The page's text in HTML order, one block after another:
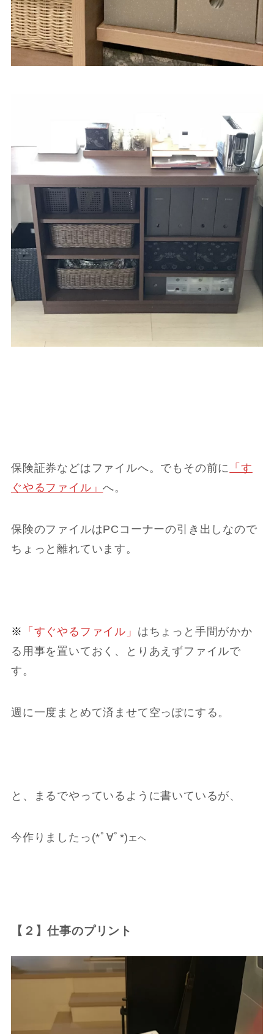
保険証券などはファイルへ。でもその前に
「す
ぐやるファイル」へ。
保険のファイルはPCコーナーの引き出しなので
ちょっと離れています。
※ 「すぐやるファイル」 はちょっと手間がかか
る用事を置いておく、とりあえずファイルで
す。
週に一度まとめて済ませて空っぽにする。
と、まるでやっているように書いているが、
今作りましたっ(*ﾟ∀ﾟ *)エヘ
【２】仕事のプリント